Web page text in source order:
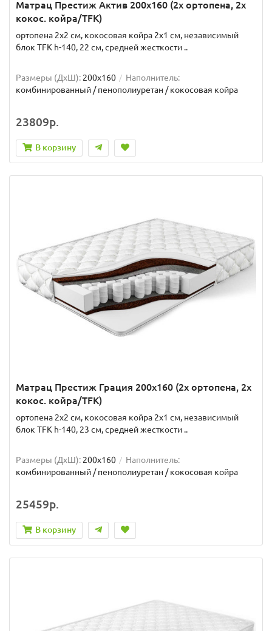
Матрац Престиж Актив 200x160 (2x ортопена, 2x
кокос. койра/TFK)
ортопена 2x2 см, кокосовая койра 2x1 см, независимый
блок TFK h-140, 22 см, средней жесткости ..
Размеры (ДxШ): 200x160
Наполнитель:
комбинированный / пенополиуретан / кокосовая койра
23809р.
В корзину
Матрац Престиж Грация 200x160 (2x ортопена, 2x
кокос. койра/TFK)
ортопена 2x2 см, кокосовая койра 2x1 см, независимый
блок TFK h-140, 23 см, средней жесткости ..
Размеры (ДxШ): 200x160
Наполнитель:
комбинированный / пенополиуретан / кокосовая койра
25459р.
В корзину